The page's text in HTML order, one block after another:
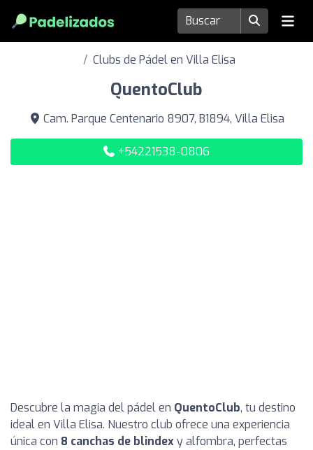
Clubs de Pádel en Villa Elisa
QuentoClub
Cam. Parque Centenario 8907, B1894, Villa Elisa
+54221538-0806
Descubre la magia del pádel en QuentoClub, tu destino
ideal en Villa Elisa. Nuestro club ofrece una experiencia
única con 8 canchas de blindexy alfombra, perfectas